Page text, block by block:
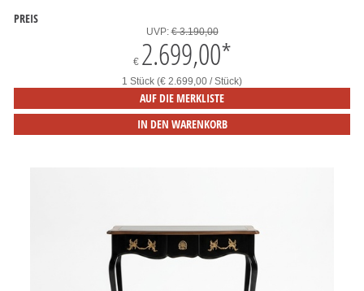
PREIS
UVP:€ 3.190,00
€ 2.699,00*
1 Stück (€ 2.699,00 / Stück)
AUF DIE MERKLISTE
IN DEN WARENKORB